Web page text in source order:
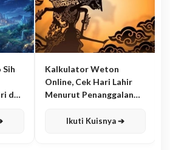
Sih
dan
Kalkulator Weton
Online, Cek Hari Lahir
Menurut Penanggalan
Ikuti Kuisnya ➔